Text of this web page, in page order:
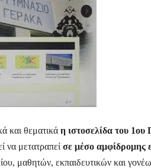
και θεματικά η ιστοσελίδα του
να μετατραπεί σε μέσο αμφίδρομης
μαθητών, εκπαιδευτικών και